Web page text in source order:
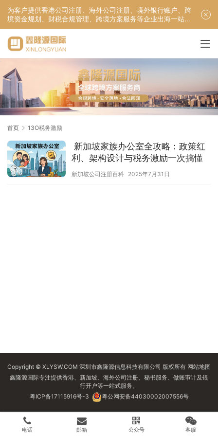
为客户提供香港公司注册、海外公司注册、境外银行账户、跨
境资金规划、财税合规管理、跨境方案服务等企业出海一站式
服务！
首页 13O税务激励
新加坡家族办公室全攻略：政策红
利、架构设计与税务激励一次搞懂
新加坡公司注册百科 2025年7月31日
Copyright © XLYSW.COM 深圳市鑫隆源信息科技有限公司 版权所有 网站地图
鑫隆源国际专注提供香港、新加坡、海外公司注册、秘书服务、做账审计及银
行开户等一站式服务。
粤ICP备17115916号-3
粤公网安备44030002007556号
电话 邮箱 公众号 客服